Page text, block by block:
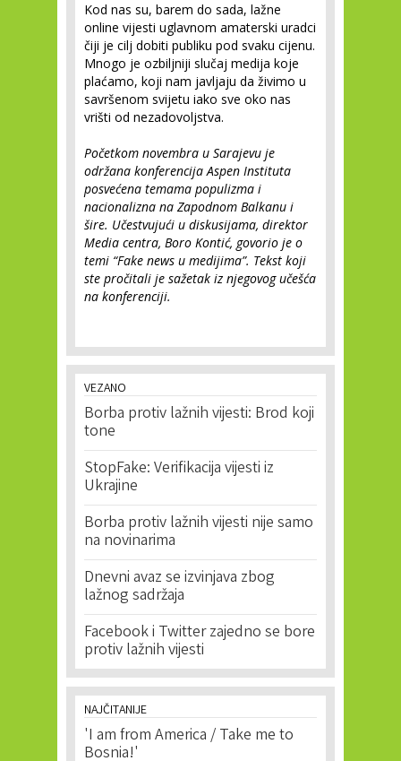
Kod nas su, barem do sada, lažne
online vijesti uglavnom amaterski uradci
čiji je cilj dobiti publiku pod svaku cijenu.
Mnogo je ozbiljniji slučaj medija koje
plaćamo, koji nam javljaju da živimo u
savršenom svijetu iako sve oko nas
vrišti od nezadovoljstva.
Početkom novembra u Sarajevu je
održana konferencija Aspen Instituta
posvećena temama populizma i
nacionalizna na Zapodnom Balkanu i
šire. Učestvujući u diskusijama, direktor
Media centra, Boro Kontić, govorio je o
temi “Fake news u medijima”. Tekst koji
ste pročitali je sažetak iz njegovog učešća
na konferenciji.
VEZANO
Borba protiv lažnih vijesti: Brod koji
tone
StopFake: Verifikacija vijesti iz
Ukrajine
Borba protiv lažnih vijesti nije samo
na novinarima
Dnevni avaz se izvinjava zbog
lažnog sadržaja
Facebook i Twitter zajedno se bore
protiv lažnih vijesti
NAJČITANIJE
'I am from America / Take me to
Bosnia!'